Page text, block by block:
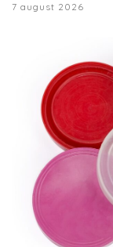
7 august 2026